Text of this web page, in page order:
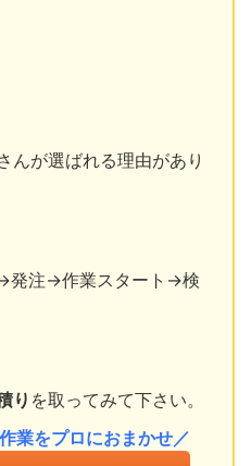
んが選ばれる理由があり
発注→作業スタート→検
り を取ってみて下さい。
業をプロにおまかせ／